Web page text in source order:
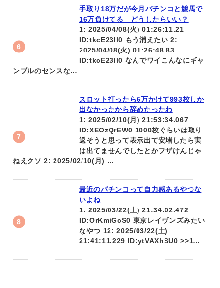
手取り18万だが今月パチンコと競馬で
16万負けてる どうしたらいい？
1: 2025/04/08(火) 01:26:11.21
ID:tkcE23Il0 もう消えたい 2:
2025/04/08(火) 01:26:48.83
ID:tkcE23Il0 なんでワイこんなにギャ
ンブルのセンスな…
スロット打ったら6万かけて993枚しか
出なかったから辞めたったわ
1: 2025/02/10(月) 21:53:34.067
ID:XEOzQrEW0 1000枚ぐらいは取り
返そうと思って表示出て安堵したら実
は出てませんでしたとかフザけんじゃ
ねえクソ 2: 2025/02/10(月) …
最近のパチンコって自力感あるやつな
いよね
1: 2025/03/22(土) 21:34:02.472
ID:OrKmiGcS0 東京レイヴンズみたい
なやつ 12: 2025/03/22(土)
21:41:11.229 ID:ytVAXhSU0 >>1…